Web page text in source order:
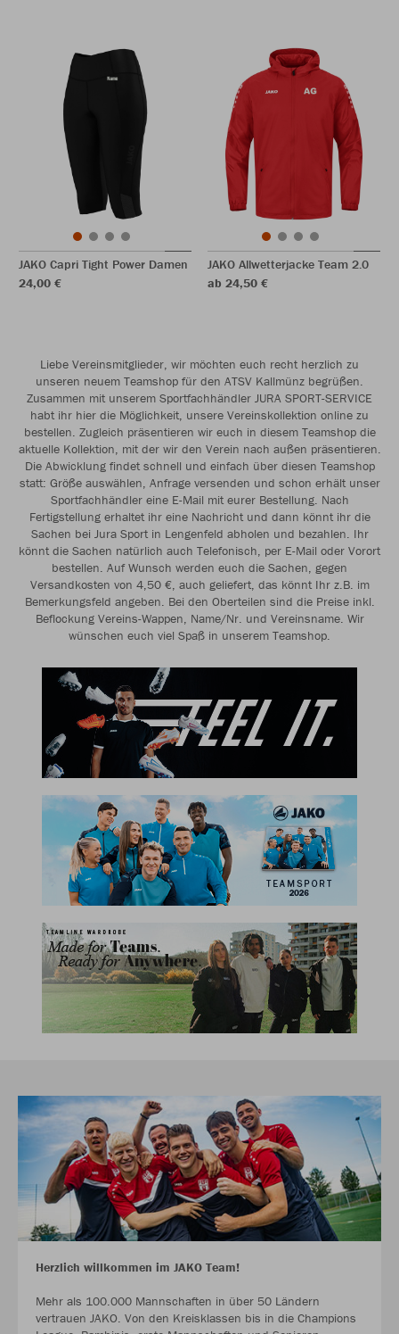
JAKO Capri Tight Power Damen
24,00 €
JAKO Allwetterjacke Team 2.0
ab 24,50 €
Liebe Vereinsmitglieder, wir möchten euch recht herzlich zu
unseren neuem Teamshop für den ATSV Kallmünz begrüßen.
Zusammen mit unserem Sportfachhändler JURA SPORT-SERVICE
habt ihr hier die Möglichkeit, unsere Vereinskollektion online zu
bestellen. Zugleich präsentieren wir euch in diesem Teamshop die
aktuelle Kollektion, mit der wir den Verein nach außen präsentieren.
Die Abwicklung findet schnell und einfach über diesen Teamshop
statt: Größe auswählen, Anfrage versenden und schon erhält unser
Sportfachhändler eine E-Mail mit eurer Bestellung. Nach
Fertigstellung erhaltet ihr eine Nachricht und dann könnt ihr die
Sachen bei Jura Sport in Lengenfeld abholen und bezahlen. Ihr
könnt die Sachen natürlich auch Telefonisch, per E-Mail oder Vorort
bestellen. Auf Wunsch werden euch die Sachen, gegen
Versandkosten von 4,50 €, auch geliefert, das könnt Ihr z.B. im
Bemerkungsfeld angeben. Bei den Oberteilen sind die Preise inkl.
Beflockung Vereins-Wappen, Name/Nr. und Vereinsname. Wir
wünschen euch viel Spaß in unserem Teamshop.
Herzlich willkommen im JAKO Team!
Mehr als 100.000 Mannschaften in über 50 Ländern
vertrauen JAKO. Von den Kreisklassen bis in die Champions